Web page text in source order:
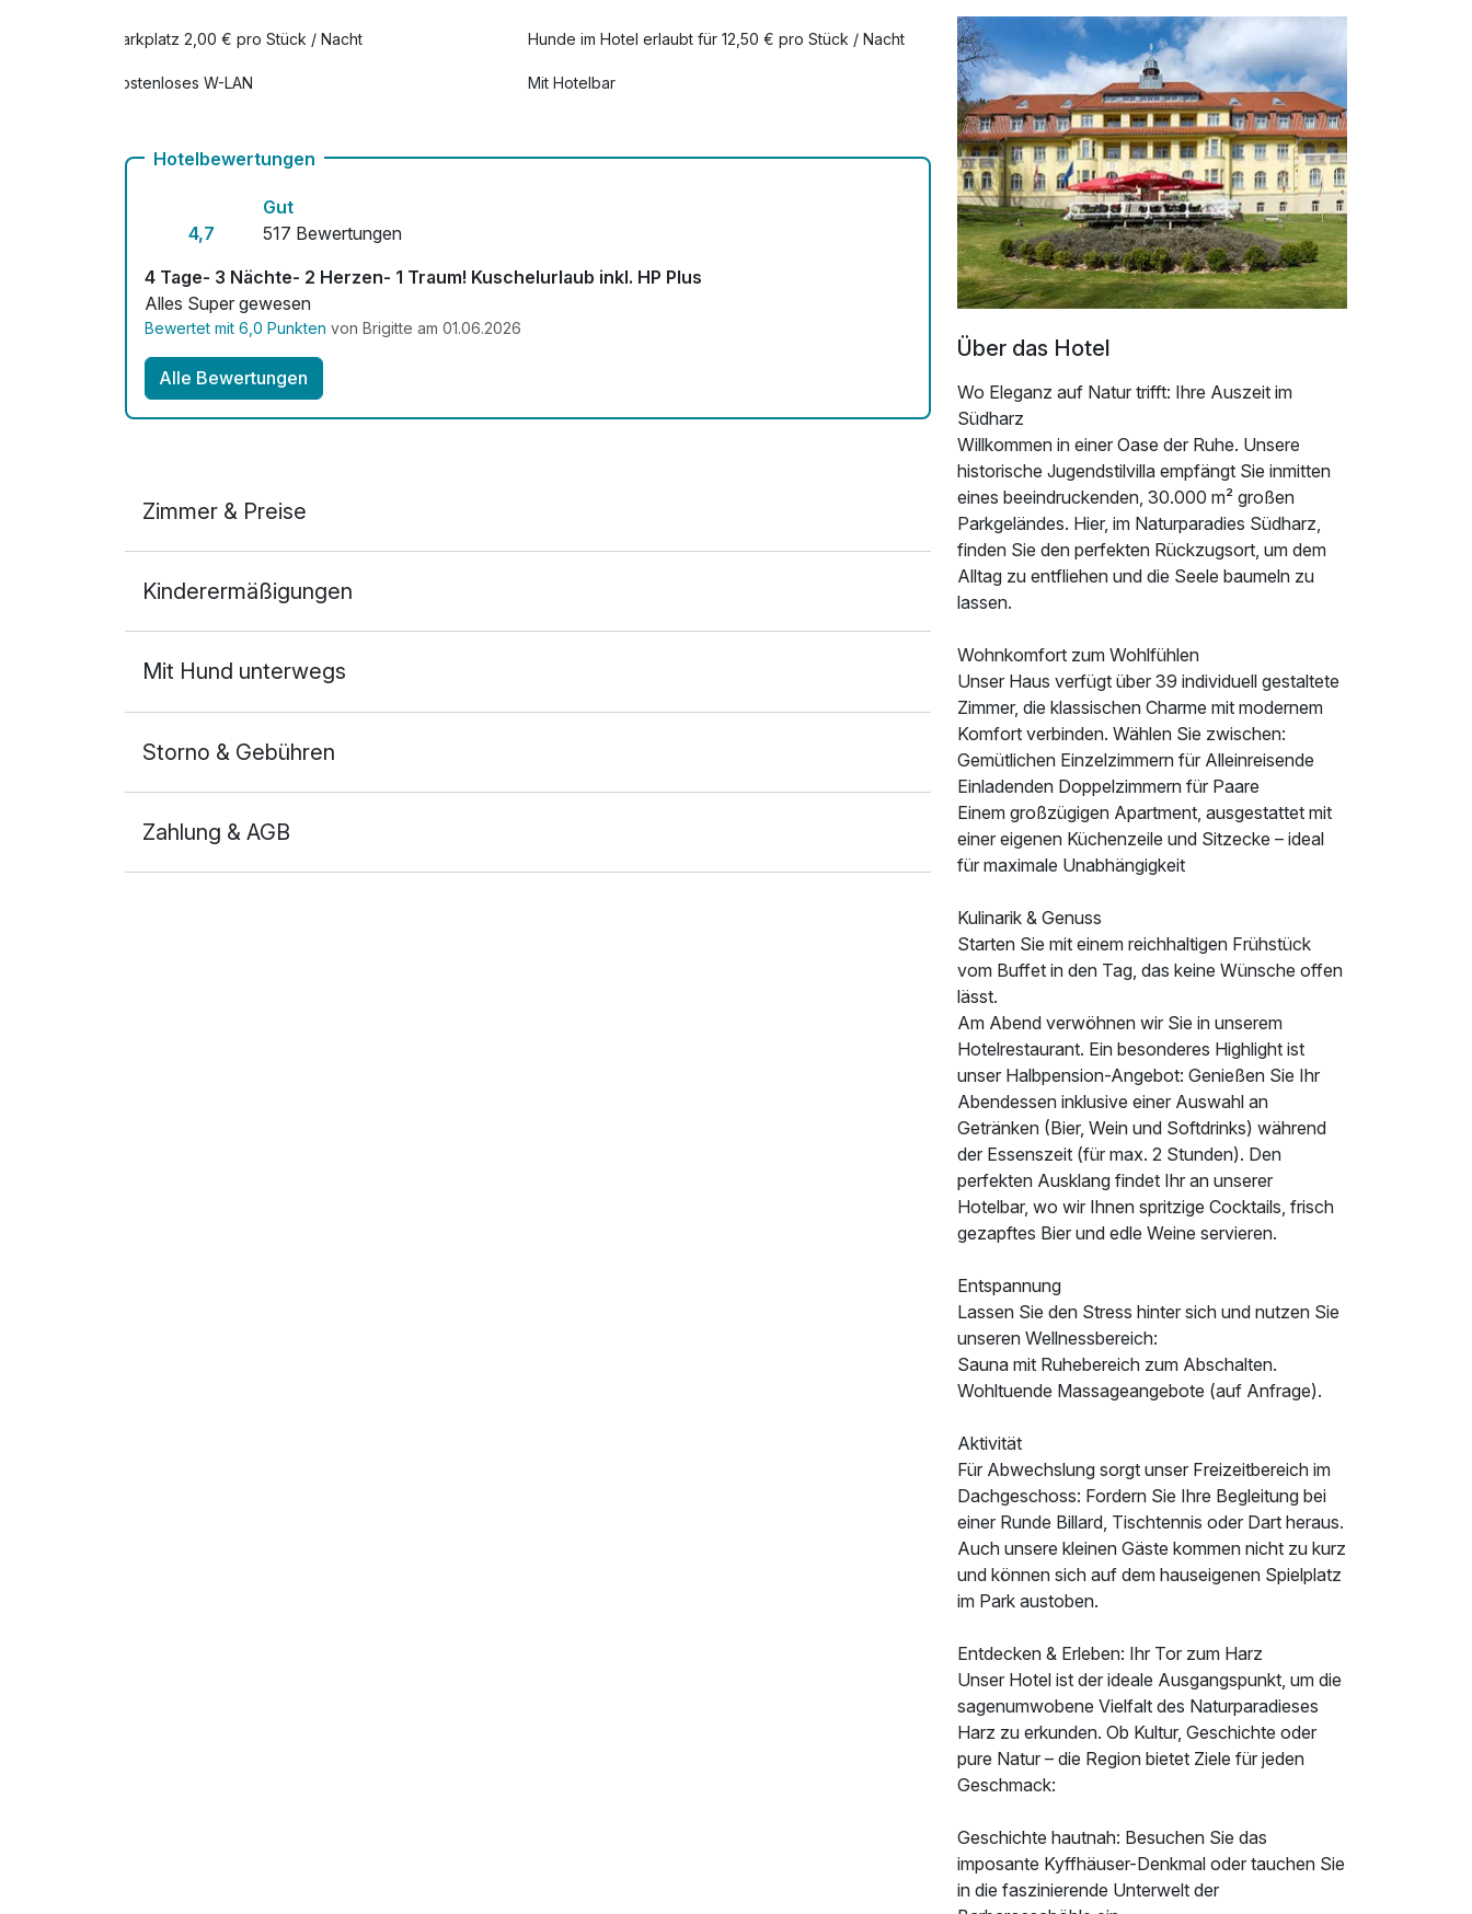
pro Zimmer
Parkplatz 2,00 € pro Stück / Nacht Hunde im Hotel erlaubt für 12,50 € pro Stück / Nacht
Kostenloses W-LAN Mit Hotelbar
Hotelbewertungen
4,7
Gut
517 Bewertungen
4 Tage- 3 Nächte- 2 Herzen- 1 Traum! Kuschelurlaub inkl. HP Plus
Alles Super gewesen
Bewertet mit 6,0 Punkten von Brigitte am 01.06.2026
Alle Bewertungen
Zimmer & Preise
2 Erwachsene und 1 Kind
Kinderermäßigungen
Mit Hund unterwegs
Storno & Gebühren
Zahlung & AGB
Über das Hotel
Wo Eleganz auf Natur trifft: Ihre Auszeit im
Südharz
Willkommen in einer Oase der Ruhe. Unsere
historische Jugendstilvilla empfängt Sie inmitten
eines beeindruckenden, 30.000 m² großen
Parkgeländes. Hier, im Naturparadies Südharz,
finden Sie den perfekten Rückzugsort, um dem
Alltag zu entfliehen und die Seele baumeln zu
lassen.
Wohnkomfort zum Wohlfühlen
Unser Haus verfügt über 39 individuell gestaltete
Zimmer, die klassischen Charme mit modernem
Komfort verbinden. Wählen Sie zwischen:
Gemütlichen Einzelzimmern für Alleinreisende
Einladenden Doppelzimmern für Paare
Einem großzügigen Apartment, ausgestattet mit
einer eigenen Küchenzeile und Sitzecke – ideal
für maximale Unabhängigkeit
Kulinarik & Genuss
Starten Sie mit einem reichhaltigen Frühstück
vom Buffet in den Tag, das keine Wünsche offen
lässt.
Am Abend verwöhnen wir Sie in unserem
Hotelrestaurant. Ein besonderes Highlight ist
unser Halbpension-Angebot: Genießen Sie Ihr
Abendessen inklusive einer Auswahl an
Getränken (Bier, Wein und Softdrinks) während
der Essenszeit (für max. 2 Stunden). Den
perfekten Ausklang findet Ihr an unserer
Hotelbar, wo wir Ihnen spritzige Cocktails, frisch
gezapftes Bier und edle Weine servieren.
Entspannung
Lassen Sie den Stress hinter sich und nutzen Sie
unseren Wellnessbereich:
Sauna mit Ruhebereich zum Abschalten.
Wohltuende Massageangebote (auf Anfrage).
Aktivität
Für Abwechslung sorgt unser Freizeitbereich im
Dachgeschoss: Fordern Sie Ihre Begleitung bei
einer Runde Billard, Tischtennis oder Dart heraus.
Auch unsere kleinen Gäste kommen nicht zu kurz
und können sich auf dem hauseigenen Spielplatz
im Park austoben.
Entdecken & Erleben: Ihr Tor zum Harz
Unser Hotel ist der ideale Ausgangspunkt, um die
sagenumwobene Vielfalt des Naturparadieses
Harz zu erkunden. Ob Kultur, Geschichte oder
pure Natur – die Region bietet Ziele für jeden
Geschmack:
Geschichte hautnah: Besuchen Sie das
imposante Kyffhäuser-Denkmal oder tauchen Sie
in die faszinierende Unterwelt der